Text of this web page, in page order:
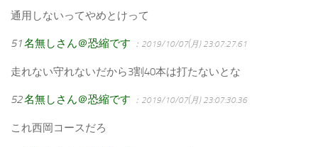
通用しないってやめとけって
51名無しさん＠恐縮です ：2019/10/07(月) 23:07:27.61
走れない守れないだから3割40本は打たないとな
52名無しさん＠恐縮です ：2019/10/07(月) 23:07:30.36
これ西岡コースだろ